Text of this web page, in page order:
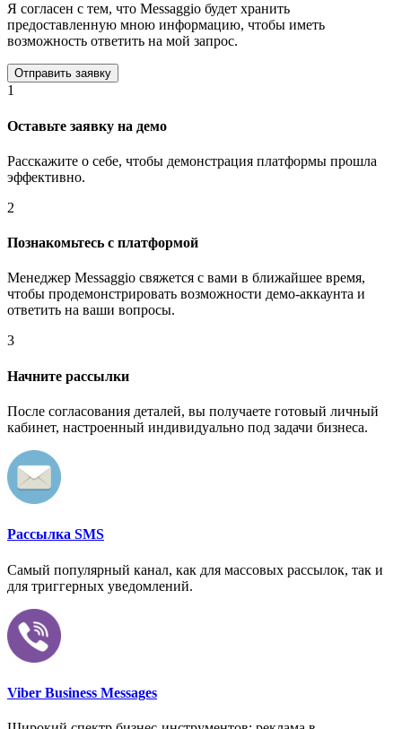
Я согласен с тем, что Messaggio будет хранить
предоставленную мною информацию, чтобы иметь
возможность ответить на мой запрос.
1
Оставьте заявку на демо
Расскажите о себе, чтобы демонстрация платформы прошла
эффективно.
2
Познакомьтесь с платформой
Менеджер Messaggio свяжется с вами в ближайшее время,
чтобы продемонстрировать возможности демо-аккаунта и
ответить на ваши вопросы.
3
Начните рассылки
После согласования деталей, вы получаете готовый личный
кабинет, настроенный индивидуально под задачи бизнеса.
Рассылка SMS
Самый популярный канал, как для массовых рассылок, так и
для триггерных уведомлений.
Viber Business Messages